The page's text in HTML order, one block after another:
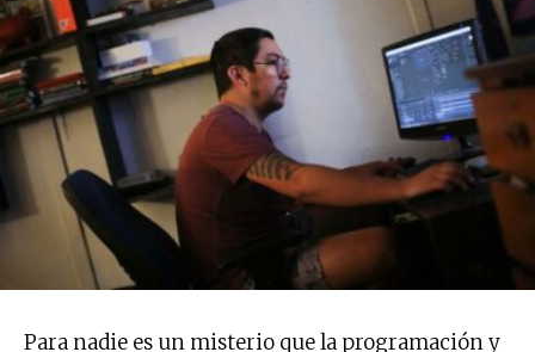
Para nadie es un misterio que la programación y